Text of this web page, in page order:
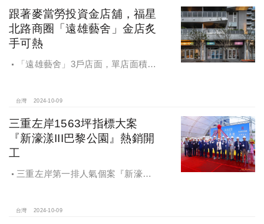
跟著麥當勞投資金店舖，福星
北路商圈「遠雄藝舍」金店炙
手可熱
「遠雄藝舍」3戶店面，單店面積在
百萬的交易行情
台灣 2024-10-09
三重左岸1563坪指標大案
『新濠漾III巴黎公園』熱銷開
工
三重左岸第一排人氣個案『新濠漾III
台灣 2024-10-09